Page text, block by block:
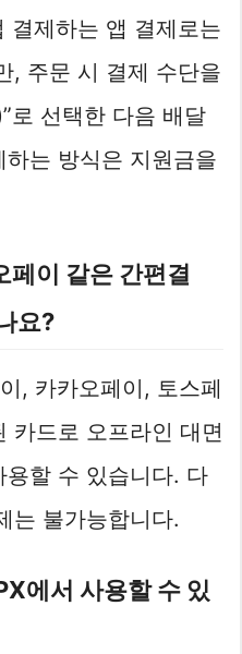
결제하는 앱 결제로는
, 주문 시 결제 수단을
로 선택한 다음 배달
는 방식은 지원금을
페이 같은 간편결
요?
, 카카오페이, 토스페
카드로 오프라인 대면
할 수 있습니다. 다
는 불가능합니다.
에서 사용할 수 있